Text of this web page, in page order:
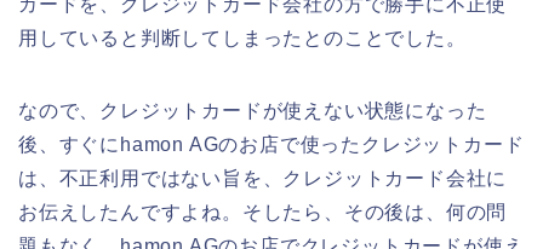
用していると判断してしまったとのことでした。
なので、クレジットカードが使えない状態になった
後、すぐにhamon AGのお店で使ったクレジットカード
は、不正利用ではない旨を、クレジットカード会社に
お伝えしたんですよね。そしたら、その後は、何の問